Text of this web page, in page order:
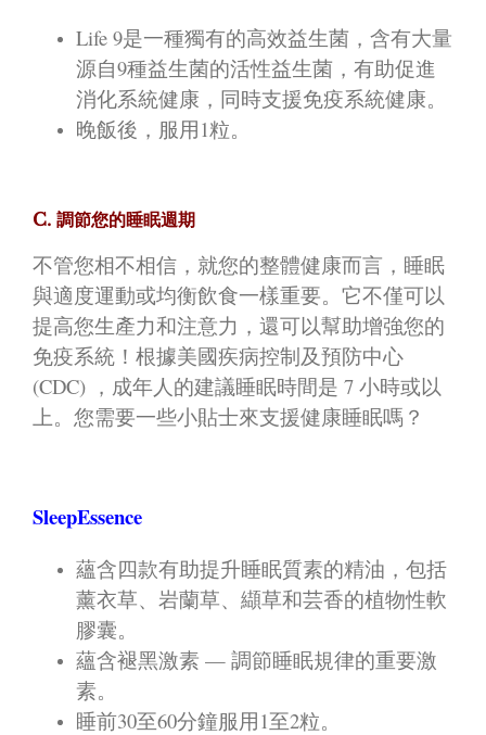
Life 9是一種獨有的高效益生菌，含有大量
源自9種益生菌的活性益生菌，有助促進
消化系統健康，同時支援免疫系統健康。
晚飯後，服用1粒。
C. 調節您的睡眠週期
不管您相不相信，就您的整體健康而言，睡眠
與適度運動或均衡飲食一樣重要。它不僅可以
提高您生產力和注意力，還可以幫助增強您的
免疫系統！根據美國疾病控制及預防中心
(CDC) ，成年人的建議睡眠時間是 7 小時或以
上。您需要一些小貼士來支援健康睡眠嗎？
SleepEssence
蘊含四款有助提升睡眠質素的精油，包括
薰衣草、岩蘭草、纈草和芸香的植物性軟
膠囊。
蘊含褪黑激素 — 調節睡眠規律的重要激
素。
睡前30至60分鐘服用1至2粒。